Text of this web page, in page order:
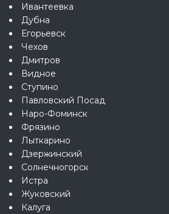
Ивантеевка
Дубна
Егорьевск
Чехов
Дмитров
Видное
Ступино
Павловский Посад
Наро-Фоминск
Фрязино
Лыткарино
Дзержинский
Солнечногорск
Истра
Жуковский
Калуга